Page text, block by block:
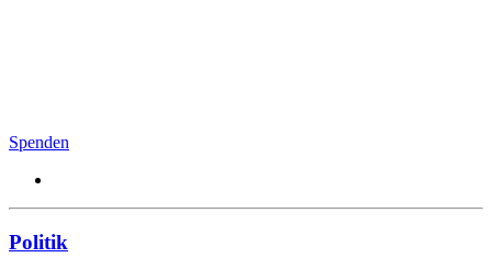
Spenden
Politik